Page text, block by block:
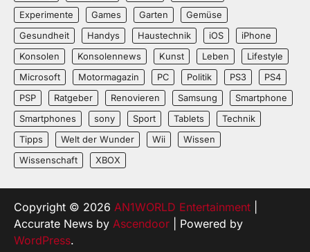
Experimente
Games Garten
Gemüse
Gesundheit
Handys Haustechnik iOS
iPhone
Konsolen
Konsolennews Kunst Leben
Lifestyle
Microsoft
Motormagazin PC Politik PS3
PS4
PSP
Ratgeber Renovieren Samsung
Smartphone
Smartphones
sony Sport Tablets
Technik
Tipps
Welt der Wunder Wii
Wissen
Wissenschaft
XBOX
Copyright © 2026 AN1WORLD Entertainment
Accurate News by Ascendoor | Powered by
WordPress.